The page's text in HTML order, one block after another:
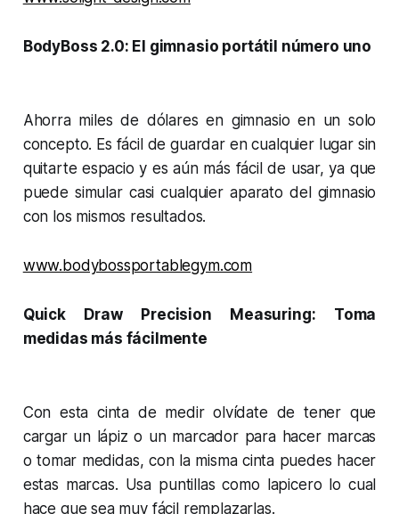
BodyBoss 2.0: El gimnasio portátil número uno
Ahorra miles de dólares en gimnasio en un solo
concepto. Es fácil de guardar en cualquier lugar sin
quitarte espacio y es aún más fácil de usar, ya que
puede simular casi cualquier aparato del gimnasio
con los mismos resultados.
www.bodybossportablegym.com
Quick Draw Precision Measuring: Toma
medidas más fácilmente
Con esta cinta de medir olvídate de tener que
cargar un lápiz o un marcador para hacer marcas
o tomar medidas, con la misma cinta puedes hacer
estas marcas. Usa puntillas como lapicero lo cual
hace que sea muy fácil remplazarlas.